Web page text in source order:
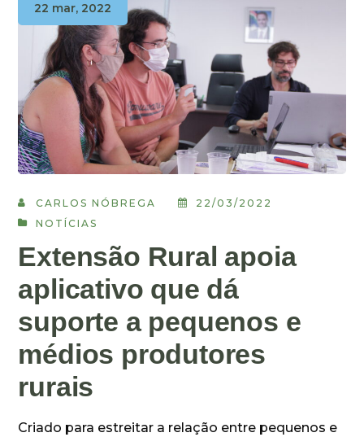
22 mar, 2022
CARLOS NÓBREGA
22/03/2022
NOTÍCIAS
Extensão Rural apoia
aplicativo que dá
suporte a pequenos e
médios produtores
rurais
Criado para estreitar a relação entre pequenos e